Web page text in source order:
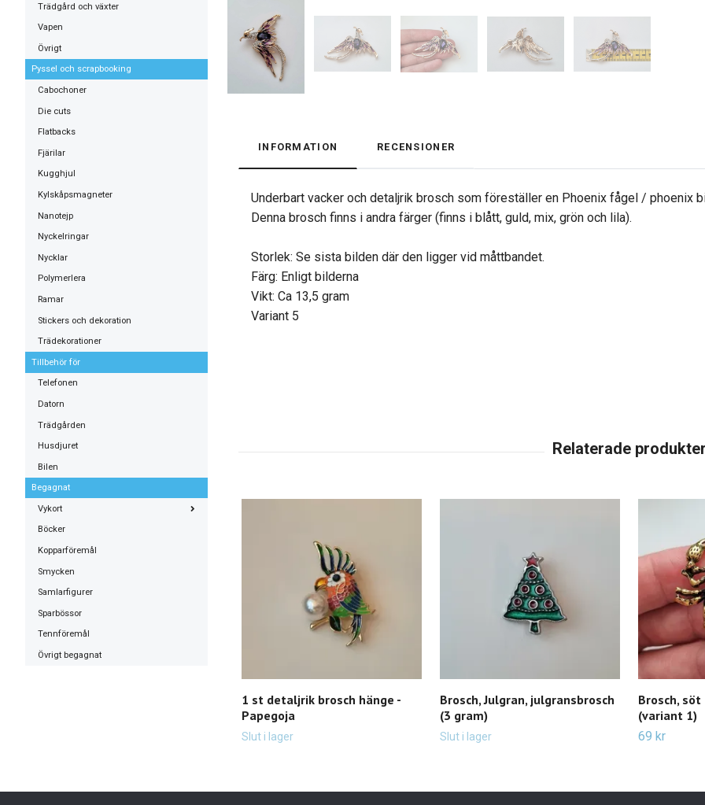
Trädgård och växter
Vapen
Övrigt
Pyssel och scrapbooking
Cabochoner
Die cuts
Flatbacks
Fjärilar
Kugghjul
Kylskåpsmagneter
Nanotejp
Nyckelringar
Nycklar
Polymerlera
Ramar
Stickers och dekoration
Trädekorationer
Tillbehör för
Telefonen
Datorn
Trädgården
Husdjuret
Bilen
Begagnat
Vykort
Böcker
Kopparföremål
Smycken
Samlarfigurer
Sparbössor
Tennföremål
Övrigt begagnat
INFORMATION RECENSIONER
Underbart vacker och detaljrik brosch som föreställer en Phoenix fågel / phoenix
Denna brosch finns i andra färger (finns i blått, guld, mix, grön och lila).
Storlek: Se sista bilden där den ligger vid måttbandet.
Färg: Enligt bilderna
Vikt: Ca 13,5 gram
Variant 5
1 st detaljrik brosch hänge -
Papegoja
Slut i lager
Brosch, Julgran, julgransbrosch
(3 gram)
Slut i lager
Brosch,
(variant 1)
69 kr